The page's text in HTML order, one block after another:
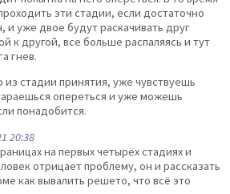
эти стадии, если достаточно
и уже двое будут раскачивать друг
к другой, все больше распаляясь и тут
гнев.
из стадии принятия, уже чувствуешь
опереться и уже можешь
понадобится.
20:38
на первых четырёх стадиях и
отрицает проблему, он и рассказать
как вывалить решето, что всё это